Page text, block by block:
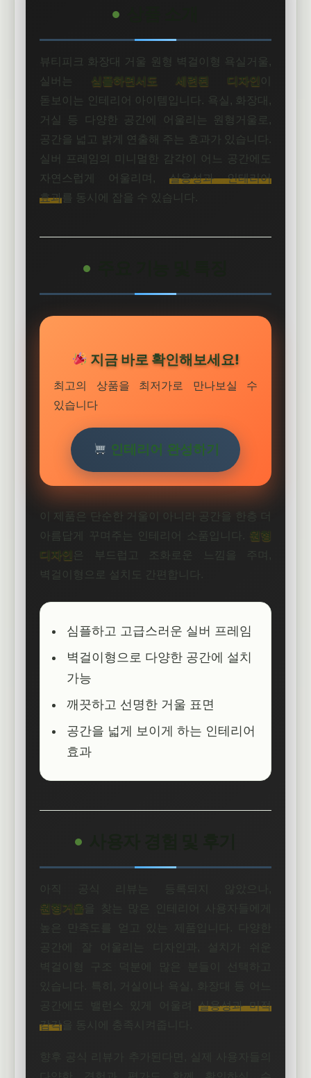
뷰티피크 화장대 거울 원형 벽걸이형 욕실거울,
실버는
심플하면서도 세련된 디자인 이
돋보이는 인테리어 아이템입니다. 욕실, 화장대,
거실 등 다양한 공간에 어울리는 원형거울로,
공간을 넓고 밝게 연출해 주는 효과가 있습니다.
실버 프레임의 미니멀한 감각이 어느 공간에도
자연스럽게 어울리며, 실용성과 인테리어
효과 를 동시에 잡을 수 있습니다.
지금 바로 확인해보세요!
최고의 상품을 최저가로 만나보실 수
있습니다
인테리어 완성하기
이 제품은 단순한 거울이 아니라 공간을 한층 더
아름답게 꾸며주는 인테리어 소품입니다. 원형
디자인 은 부드럽고 조화로운 느낌을 주며,
벽걸이형으로 설치도 간편합니다.
심플하고 고급스러운 실버 프레임
벽걸이형으로 다양한 공간에 설치
가능
깨끗하고 선명한 거울 표면
공간을 넓게 보이게 하는 인테리어
효과
아직 공식 리뷰는 등록되지 않았으나,
원형거울 을 찾는 많은 인테리어 사용자들에게
높은 만족도를 얻고 있는 제품입니다. 다양한
공간에 잘 어울리는 디자인과, 설치가 쉬운
벽걸이형 구조 덕분에 많은 분들이 선택하고
있습니다. 특히, 거실이나 욕실, 화장대 등 어느
실용성과 미적
감각